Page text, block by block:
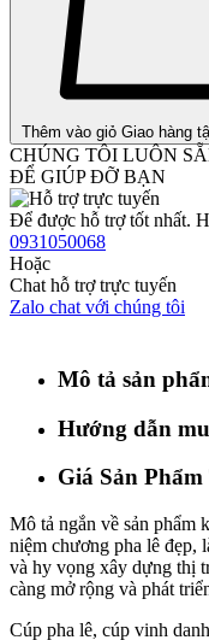
Thêm vào giỏ Giao hàng
CHÚNG TÔI LUÔN
ĐỂ GIÚP ĐỠ BẠN
Để được hỗ trợ tốt nhất.
0931050068
Hoặc
Chat hỗ trợ trực tuyến
Zalo chat với chúng tôi
Mô tả sản
Hướng dẫn
Giá Sản
Mô tả ngắn về sản phẩm
niệm chương pha lê đẹp,
và hy vọng xây dựng thị
càng mở rộng và phát
Cúp pha lê, cúp vinh